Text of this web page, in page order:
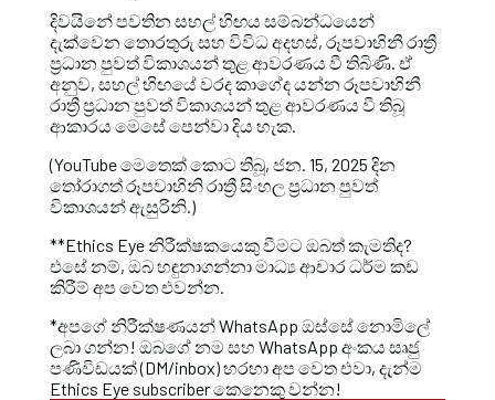
දිවයිනේ පවතින සහල් හිඟය සම්බන්ධයෙන්
දැක්වෙන තොරතුරු සහ විවිධ අදහස්, රූපවාහිනී රාත්‍රී
ප්‍රධාන පුවත් විකාශයන් තුළ ආවරණය වී තිබිණි. ඒ
අනුව, සහල් හිඟයේ වරද කාගේද යන්න රූපවාහිනී
රාත්‍රී ප්‍රධාන පුවත් විකාශයන් තුළ ආවරණය වී තිබූ
ආකාරය මෙසේ පෙන්වා දිය හැක.
(YouTube මෙතෙක් කොට තිබූ, ජන. 15, 2025 දින
තෝරාගත් රූපවාහිනි රාත්‍රී සිංහල ප්‍රධාන පුවත්
විකාශයන් ඇසුරිනි.)
**Ethics Eye නිරීක්ෂකයෙකු වීමට ඔබත් කැමතිද?
එසේ නම්, ඔබ හඳුනාගන්නා මාධ්‍ය ආචාර ධර්ම කඩ
කිරීම් අප වෙත එවන්න.
*අපගේ නිරීක්ෂණයන් WhatsApp ඔස්සේ නොමිලේ
ලබා ගන්න! ඔබගේ නම සහ WhatsApp අංකය සෘජු
පණිවිඩයක් (DM/inbox) හරහා අප වෙත එවා, දැන්ම
Ethics Eye subscriber කෙනෙකු වන්න!